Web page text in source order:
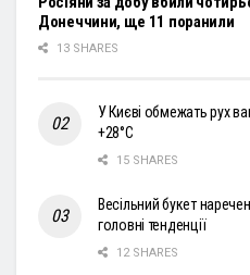
Донеччини, ще 11 поранили
13 SHARES
У Києві обмежать рух
+28°С
15 SHARES
Весільний букет
головні тенденції
12 SHARES